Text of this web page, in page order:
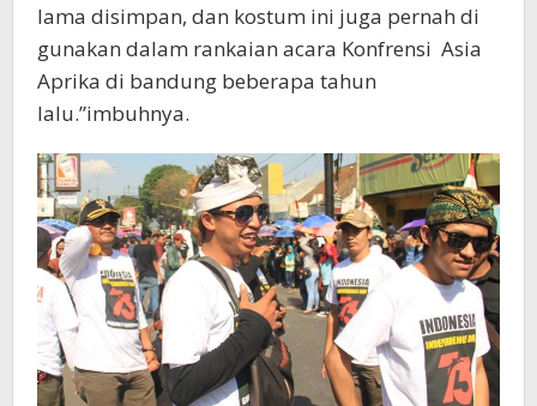
lama disimpan, dan kostum ini juga pernah di
gunakan dalam rankaian acara Konfrensi Asia
Aprika di bandung beberapa tahun
lalu.”imbuhnya.